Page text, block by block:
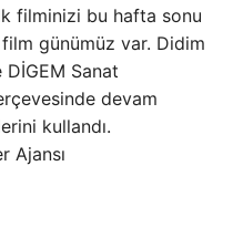
filminizi bu hafta sonu
günümüz var. Didim
Sanat
devam
kullandı.
Ajansı